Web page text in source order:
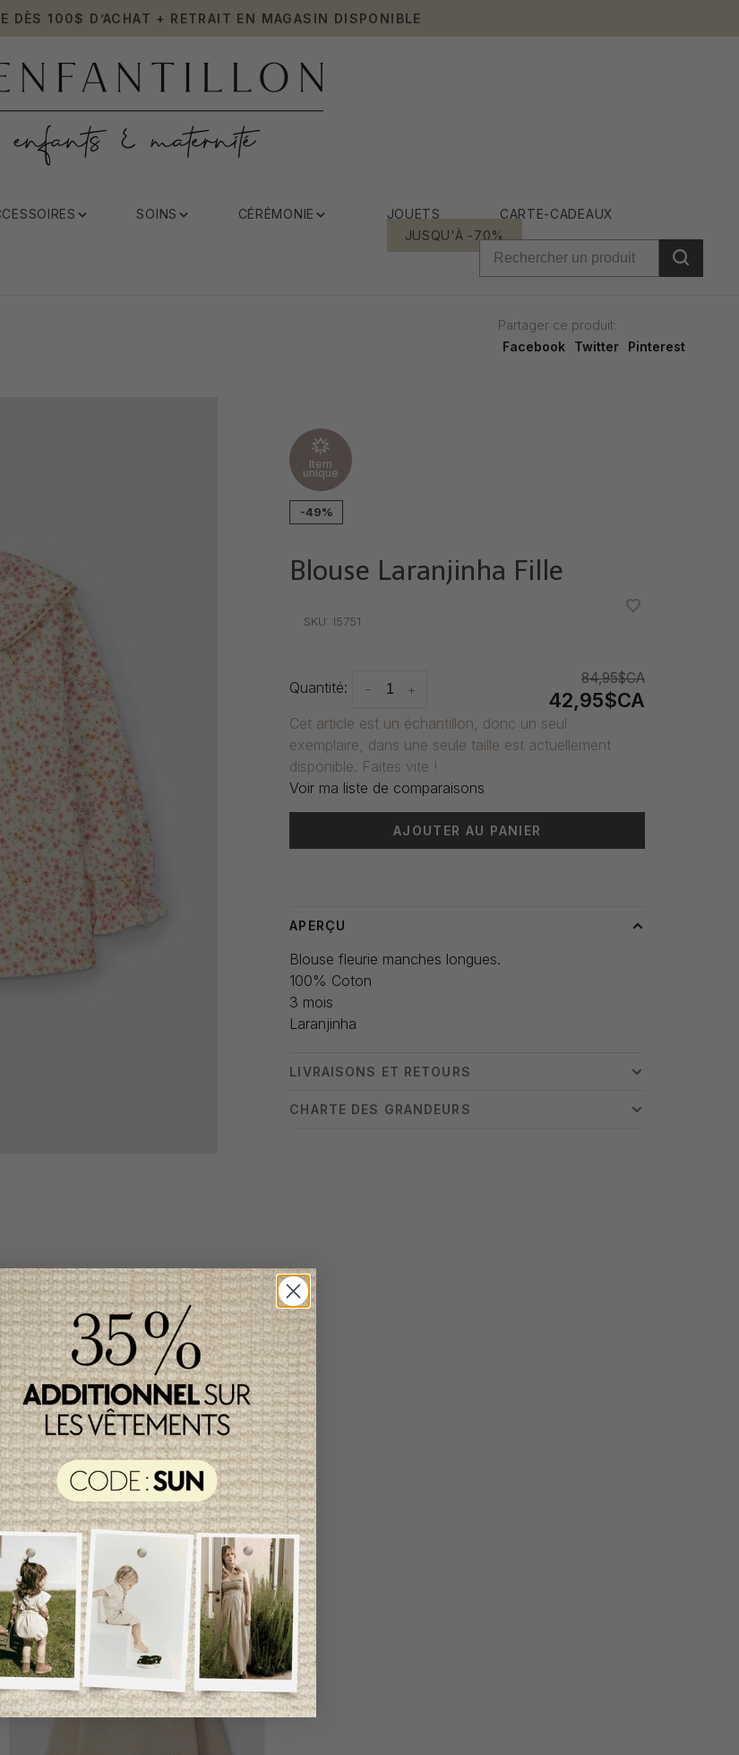
DÈS 100$ D’ACHAT + RETRAIT EN MAGASIN DISPONIBLE
SOINS CÉRÉMONIE JOUETS
CARTE-CADEAUX
JUSQU'À -70%
Partager ce produit:
Facebook
Twitter Pinterest
Item
unique
-49%
Blouse Laranjinha Fille
SKU: I5751
Quantité: +
-
84,95$CA
42,95$CA
Cet article est un échantillon, donc un seul
exemplaire, dans une seule taille est actuellement
disponible. Faites vite !
Voir ma liste de comparaisons
AJOUTER AU PANIER
APERÇU
Blouse fleurie manches longues.
100% Coton
3 mois
Laranjinha
LIVRAISONS ET RETOURS
CHARTE DES GRANDEURS
Produits connexes
Item
unique
-50%